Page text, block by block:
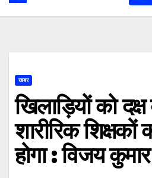
खबर
खिलाड़ियों को
शारीरिक शिक्षकों
होगा : विजय